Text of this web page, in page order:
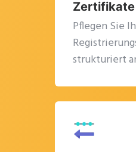
Zertifikate
Pflegen Sie
strukturiert